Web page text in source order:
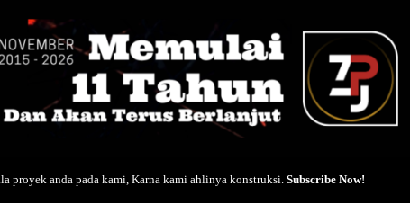
proyek anda pada kami, Karna kami ahlinya konstruksi. Subscribe Now!